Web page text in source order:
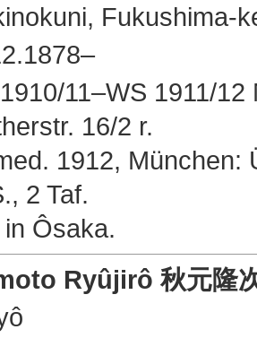
Fukushima-
11–WS 1911/
16/2 r.
1912, München:
2 Taf.
Ôsaka.
Ryûjirô 秋元隆